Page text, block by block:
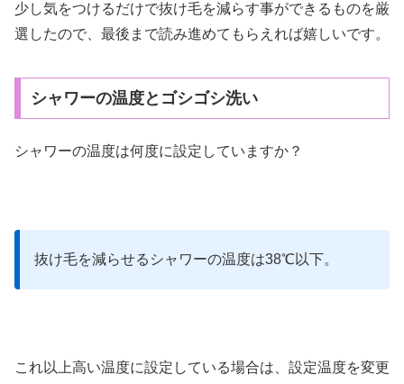
少し気をつけるだけで抜け毛を減らす事ができるものを厳
選したので、最後まで読み進めてもらえれば嬉しいです。
シャワーの温度とゴシゴシ洗い
シャワーの温度は何度に設定していますか？
抜け毛を減らせるシャワーの温度は38℃以下。
これ以上高い温度に設定している場合は、設定温度を変更